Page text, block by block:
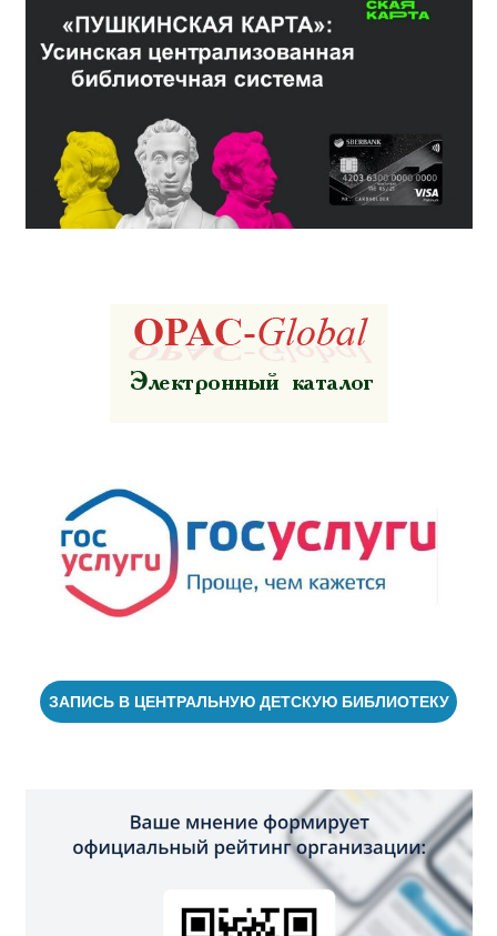
ЗАПИСЬ В ЦЕНТРАЛЬНУЮ ДЕТСКУЮ БИБЛИОТЕКУ